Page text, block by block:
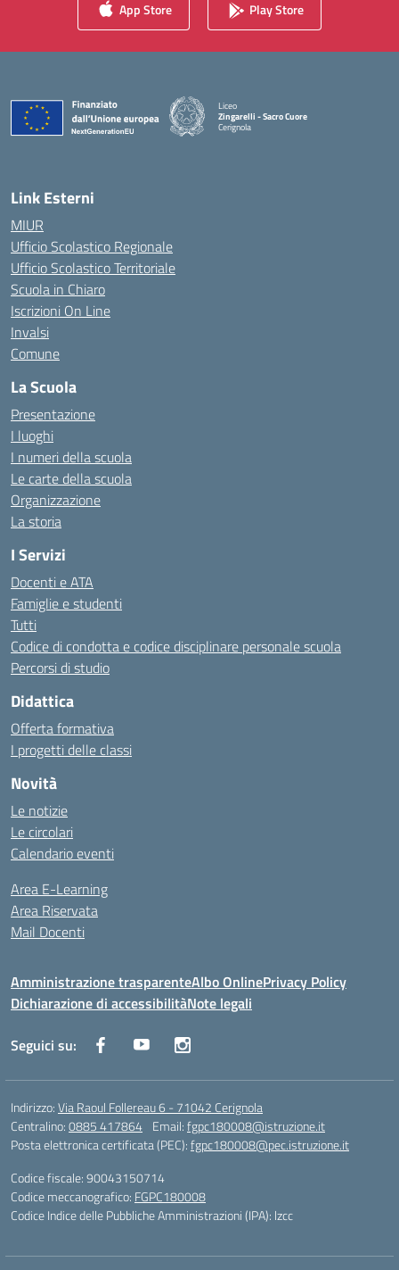
App Store Play Store
Liceo
Zingarelli - Sacro Cuore
Cerignola
— Visita la pagina iniziale della scuola
Link Esterni
MIUR
Ufficio Scolastico Regionale
Ufficio Scolastico Territoriale
Scuola in Chiaro
Iscrizioni On Line
Invalsi
Comune
La Scuola
Presentazione
I luoghi
I numeri della scuola
Le carte della scuola
Organizzazione
La storia
I Servizi
Docenti e ATA
Famiglie e studenti
Tutti
Codice di condotta e codice disciplinare personale scuola
Percorsi di studio
Didattica
Offerta formativa
I progetti delle classi
Novità
Le notizie
Le circolari
Calendario eventi
Area E-Learning
Area Riservata
Mail Docenti
Amministrazione trasparenteAlbo OnlinePrivacy Policy
Dichiarazione di accessibilitàNote legali
Seguici su:
Indirizzo:Via Raoul Follereau 6 - 71042 Cerignola
Centralino:0885 417864 Email:fgpc180008@istruzione.it
Posta elettronica certificata (PEC):fgpc180008@pec.istruzione.it
Codice fiscale: 90043150714
Codice meccanografico: FGPC180008
Codice Indice delle Pubbliche Amministrazioni (IPA): lzcc